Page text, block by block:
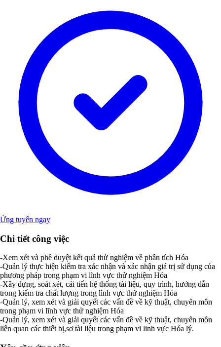
Ứng tuyển ngay
Chi tiết công việc
-Xem xét và phê duyệt kết quả thử nghiệm về phân tích Hóa
-Quản lý thực hiện kiểm tra xác nhận và xác nhận giá trị sử dụng của
phương pháp trong phạm vi lĩnh vực thử nghiệm Hóa
-Xây dựng, soát xét, cải tiến hệ thống tài liệu, quy trình, hướng dẫn
trong kiểm tra chất lượng trong lĩnh vực thử nghiệm Hóa
-Quản lý, xem xét và giải quyết các vấn đề về kỹ thuật, chuyên môn
trong phạm vi lĩnh vực thử nghiệm Hóa
-Quản lý, xem xét và giải quyết các vấn đề về kỹ thuật, chuyên môn
liên quan các thiết bị,sơ tài liệu trong phạm vi linh vực Hóa lý.